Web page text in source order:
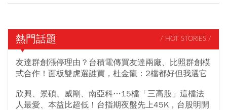
熱門話題 / HOT STORIES /
友達群創漲停理由？台積電傳買友達兩廠、比照群創模
式合作！面板雙虎選誰買，杜金龍：2檔都好但我選它
欣興、景碩、威剛、南亞科…15檔「三高股」這檔法
人最愛、本益比超低！台指期夜盤先上45K，台股明開